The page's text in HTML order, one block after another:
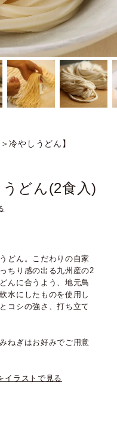
冷やしうどん】
うどん(2食入)
どん。こだわりの自家
ちり感の出る九州産の2
んに合うよう、地元鳥
水にしたものを使用し
コシの強さ、打ち立て
ねぎはお好みでご用意
イラストで見る